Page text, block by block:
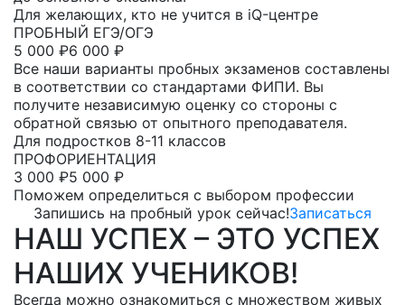
Для желающих, кто не учится в iQ-центре
ПРОБНЫЙ ЕГЭ/ОГЭ
5 000 ₽6 000 ₽
Все наши варианты пробных экзаменов составлены
в соответствии со стандартами ФИПИ. Вы
получите независимую оценку со стороны с
обратной связью от опытного преподавателя.
Для подростков 8-11 классов
ПРОФОРИЕНТАЦИЯ
3 000 ₽5 000 ₽
Поможем определиться с выбором профессии
Запишись на пробный урок сейчас!Записаться
НАШ УСПЕХ – ЭТО УСПЕХ
НАШИХ УЧЕНИКОВ!
Всегда можно ознакомиться с множеством живых